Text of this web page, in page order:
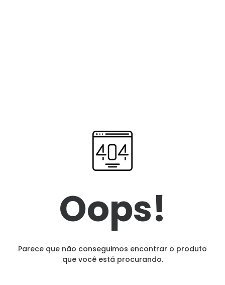
Oops!
Parece que não conseguimos encontrar o produto
que você está procurando.